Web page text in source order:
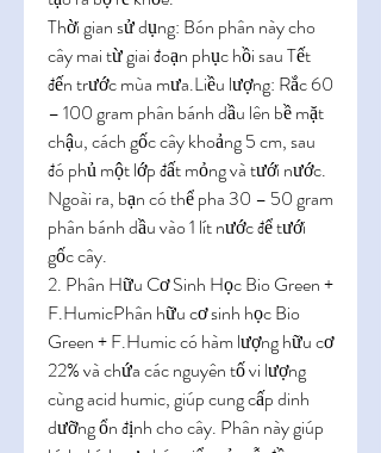
Thời gian sử dụng: Bón phân này cho
cây mai từ giai đoạn phục hồi sau Tết
đến trước mùa mưa.Liều lượng: Rắc 60
– 100 gram phân bánh dầu lên bề mặt
chậu, cách gốc cây khoảng 5 cm, sau
đó phủ một lớp đất mỏng và tưới nước.
Ngoài ra, bạn có thể pha 30 – 50 gram
phân bánh dầu vào 1 lít nước để tưới
gốc cây.
2. Phân Hữu Cơ Sinh Học Bio Green +
F.HumicPhân hữu cơ sinh học Bio
Green + F.Humic có hàm lượng hữu cơ
22% và chứa các nguyên tố vi lượng
cùng acid humic, giúp cung cấp dinh
dưỡng ổn định cho cây. Phân này giúp